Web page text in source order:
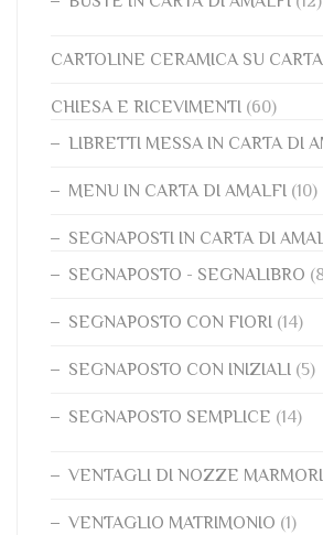
CARTOLINE CERAMICA SU
CHIESA E RICEVIMENTI (60)
LIBRETTI MESSA IN CARTA DI
MENU IN CARTA DI AMALFI (10)
SEGNAPOSTI IN CARTA DI
SEGNAPOSTO - SEGNALIBRO
SEGNAPOSTO CON FIORI (14)
SEGNAPOSTO CON INIZIALI (5)
SEGNAPOSTO SEMPLICE (14)
VENTAGLI DI NOZZE
VENTAGLIO MATRIMONIO (1)